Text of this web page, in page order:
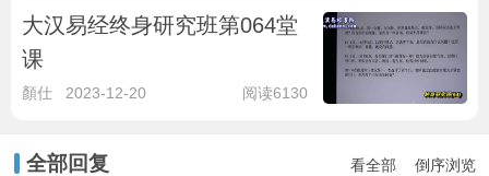
大汉易经终身研究班第064堂
课
顏仕 2023-12-20 阅读6130
全部回复 看全部 倒序浏览